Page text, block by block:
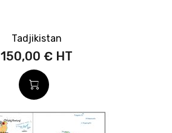
Tadjikistan
150,00 €